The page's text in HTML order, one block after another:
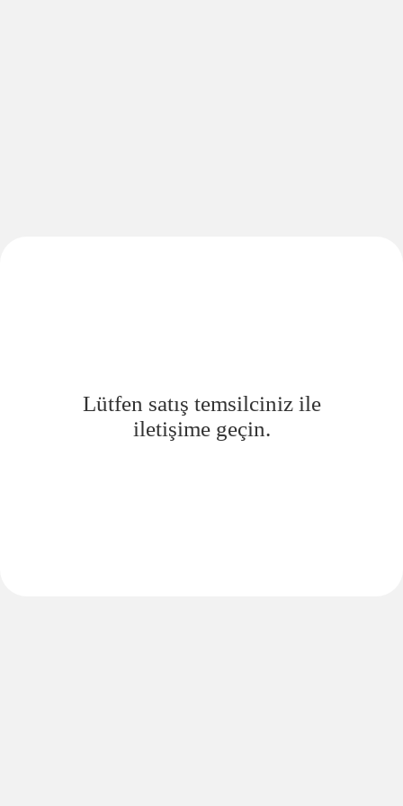
Lütfen satış temsilciniz ile
iletişime geçin.